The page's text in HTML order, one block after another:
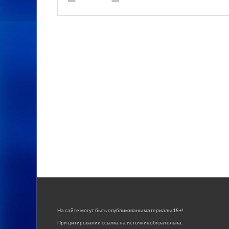
На сайте могут быть опубликованы материалы 18+!
При цитировании ссылка на источник обязательна.